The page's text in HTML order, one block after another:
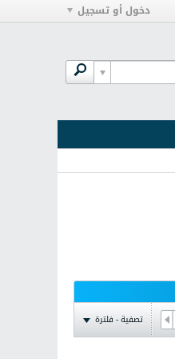
دخول أو تسجيل
تصفية - فلترة